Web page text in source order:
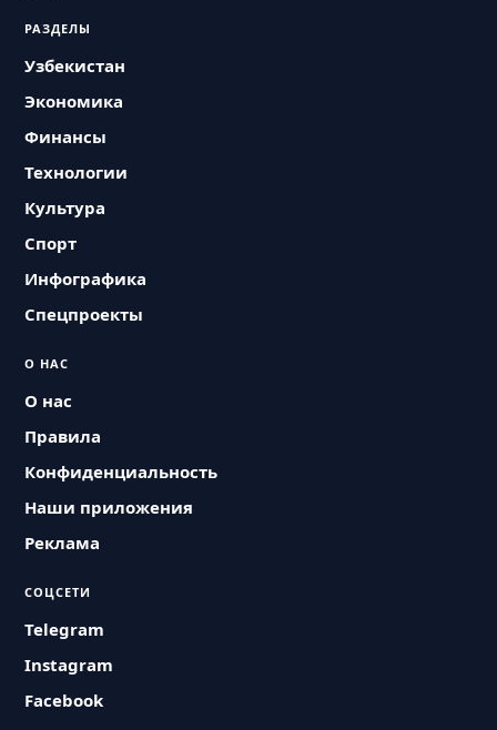
РАЗДЕЛЫ
Узбекистан
Экономика
Финансы
Технологии
Культура
Спорт
Инфографика
Спецпроекты
О НАС
О нас
Правила
Конфиденциальность
Наши приложения
Реклама
СОЦСЕТИ
Telegram
Instagram
Facebook